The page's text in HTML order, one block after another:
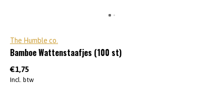
The Humble co.
Bamboe Wattenstaafjes (100 st)
€1,75
Incl. btw